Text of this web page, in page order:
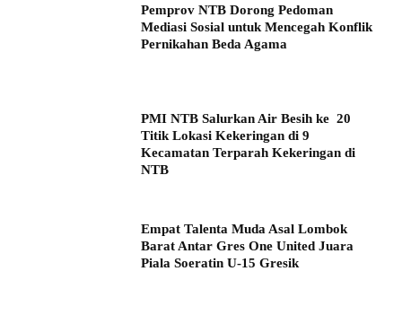
Pemprov NTB Dorong Pedoman
Mediasi Sosial untuk Mencegah Konflik
Pernikahan Beda Agama
PMI NTB Salurkan Air Besih ke 20
Titik Lokasi Kekeringan di 9
Kecamatan Terparah Kekeringan di
NTB
Empat Talenta Muda Asal Lombok
Barat Antar Gres One United Juara
Piala Soeratin U-15 Gresik